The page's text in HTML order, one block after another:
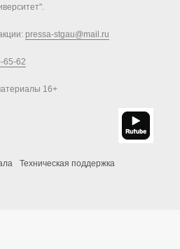
pressa-stgau@mail.ru
65-62
16+
Техническая поддержка